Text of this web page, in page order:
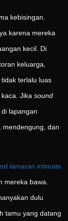
kebisingan.
karena mereka
kecil. Di
keluarga,
tidak terlalu luas
Jika sound
lapangan
mendengung, dan
lamaran intimate
mereka bawa.
dulu
tamu yang datang